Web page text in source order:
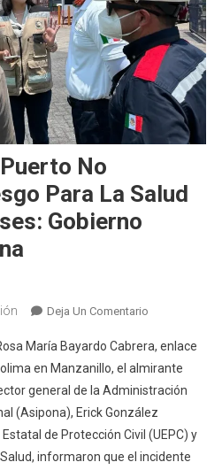
No
Para La Salud
Gobierno
Deja Un ComentarioEn
En
El
Puerto
No
Representa
Riesgo
María Bayardo Cabrera, enlace
en Manzanillo, el almirante
general de la Administración
(Asipona), Erick González
de Protección Civil (UEPC) y
informaron que el incidente